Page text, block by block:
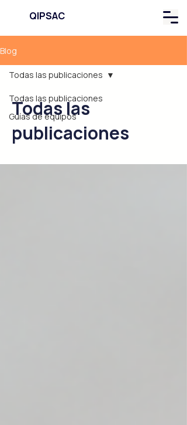
QIPSAC
Blog
Todas las publicaciones
Guías de equipos
Todas las publicaciones
Todas las
publicaciones